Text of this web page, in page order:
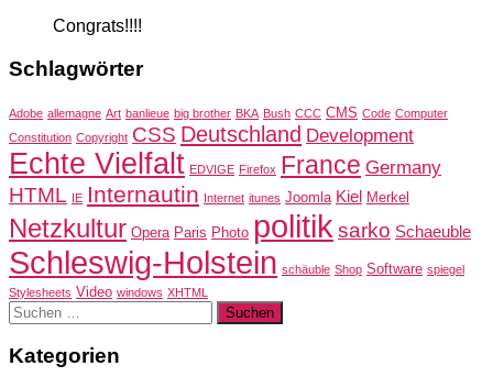
Congrats!!!!
Schlagwörter
Adobe allemagne Art banlieue big brother BKA Bush CCC CMS Code Computer
Constitution Copyright CSS Deutschland Development
Echte Vielfalt EDVIGE Firefox France Germany
HTML IE Internautin Internet itunes Joomla Kiel Merkel
Netzkultur Opera Paris Photo politik sarko Schaeuble
Schleswig-Holstein schäuble Shop Software spiegel
Stylesheets Video windows XHTML
Suchen
nach:
Kategorien